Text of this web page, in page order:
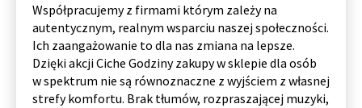
Współpracujemy z firmami którym zależy na
autentycznym, realnym wsparciu naszej społeczności.
Ich zaangażowanie to dla nas zmiana na lepsze.
Dzięki akcji Ciche Godziny zakupy w sklepie dla osób
w spektrum nie są równoznaczne z wyjściem z własnej
strefy komfortu. Brak tłumów, rozpraszającej muzyki,